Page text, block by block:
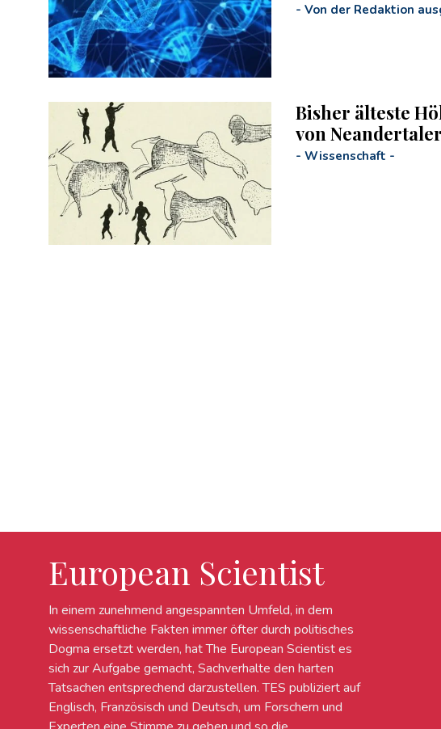
- Von der Redaktion
Bisher älteste
von
- Wissenschaft -
European Scientist
In einem zunehmend angespannten Umfeld, in dem
wissenschaftliche Fakten immer öfter durch politisches
Dogma ersetzt werden, hat The European Scientist es
sich zur Aufgabe gemacht, Sachverhalte den harten
Tatsachen entsprechend darzustellen. TES publiziert auf
Englisch, Französisch und Deutsch, um Forschern und